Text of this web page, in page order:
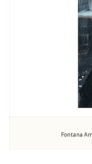
Fontana